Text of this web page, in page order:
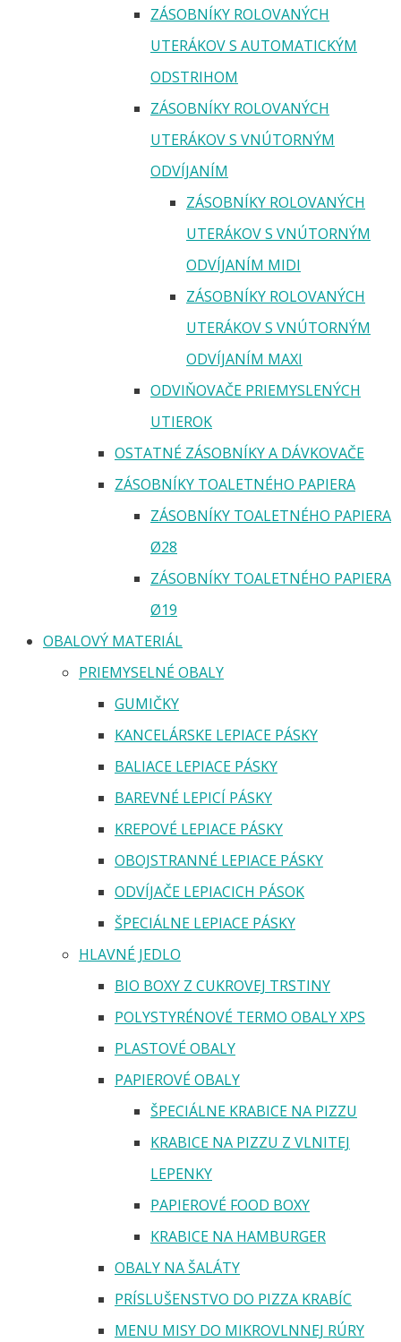
ZÁSOBNÍKY ROLOVANÝCH
UTERÁKOV S AUTOMATICKÝM
ODSTRIHOM
ZÁSOBNÍKY ROLOVANÝCH
UTERÁKOV S VNÚTORNÝM
ODVÍJANÍM
ZÁSOBNÍKY ROLOVANÝCH
UTERÁKOV S VNÚTORNÝM
ODVÍJANÍM MIDI
ZÁSOBNÍKY ROLOVANÝCH
UTERÁKOV S VNÚTORNÝM
ODVÍJANÍM MAXI
ODVIŇOVAČE PRIEMYSLENÝCH
UTIEROK
OSTATNÉ ZÁSOBNÍKY A DÁVKOVAČE
ZÁSOBNÍKY TOALETNÉHO PAPIERA
ZÁSOBNÍKY TOALETNÉHO PAPIERA
Ø28
ZÁSOBNÍKY TOALETNÉHO PAPIERA
Ø19
OBALOVÝ MATERIÁL
PRIEMYSELNÉ OBALY
GUMIČKY
KANCELÁRSKE LEPIACE PÁSKY
BALIACE LEPIACE PÁSKY
BAREVNÉ LEPICÍ PÁSKY
KREPOVÉ LEPIACE PÁSKY
OBOJSTRANNÉ LEPIACE PÁSKY
ODVÍJAČE LEPIACICH PÁSOK
ŠPECIÁLNE LEPIACE PÁSKY
HLAVNÉ JEDLO
BIO BOXY Z CUKROVEJ TRSTINY
POLYSTYRÉNOVÉ TERMO OBALY XPS
PLASTOVÉ OBALY
PAPIEROVÉ OBALY
ŠPECIÁLNE KRABICE NA PIZZU
KRABICE NA PIZZU Z VLNITEJ
LEPENKY
PAPIEROVÉ FOOD BOXY
KRABICE NA HAMBURGER
OBALY NA ŠALÁTY
PRÍSLUŠENSTVO DO PIZZA KRABÍC
MENU MISY DO MIKROVLNNEJ RÚRY